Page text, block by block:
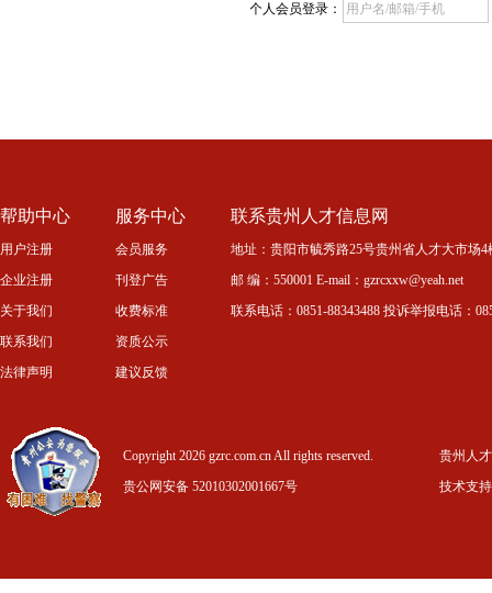
个人会员登录：
帮助中心
用户注册
企业注册
关于我们
联系我们
法律声明
服务中心
会员服务
刊登广告
收费标准
资质公示
建议反馈
联系贵州人才信息网
地址：贵阳市毓秀路25号贵州省人才大市场
邮 编：550001 E-mail：gzrcxxw@yeah.net
联系电话：0851-88343488 投诉举报电话：
Copyright 2026 gzrc.com.cn All rights reserved.
贵公网安备 52010302001667号
贵州人
技术支